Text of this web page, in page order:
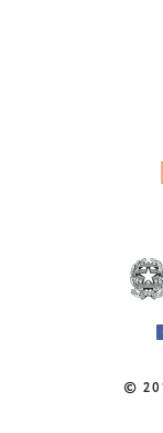
ENOGASTRONOMIA
©